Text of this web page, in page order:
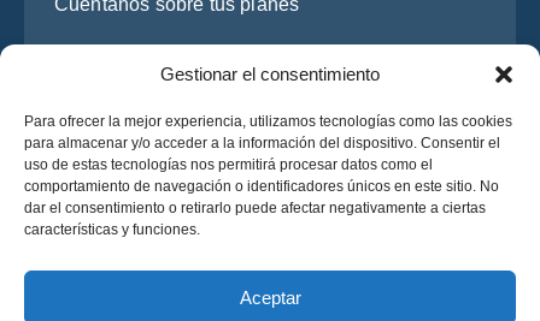
Gestionar el consentimiento
Para ofrecer la mejor experiencia, utilizamos tecnologías como las cookies
para almacenar y/o acceder a la información del dispositivo. Consentir el
uso de estas tecnologías nos permitirá procesar datos como el
comportamiento de navegación o identificadores únicos en este sitio. No
dar el consentimiento o retirarlo puede afectar negativamente a ciertas
características y funciones.
Aceptar
He leído y acepto la
Solicite un presupuesto
Solicite un presupuesto